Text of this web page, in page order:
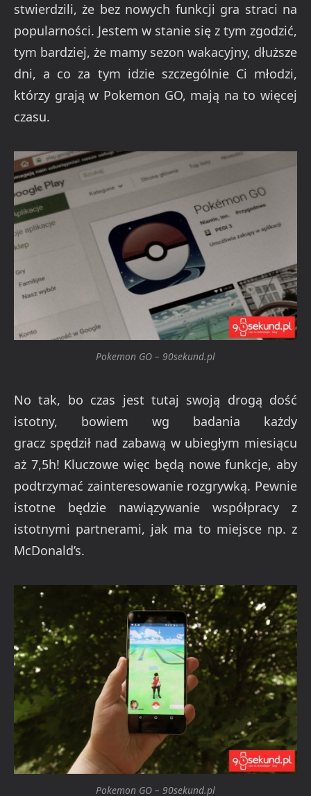
stwierdzili, że bez nowych funkcji gra straci na
popularności. Jestem w stanie się z tym zgodzić,
tym bardziej, że mamy sezon wakacyjny, dłuższe
dni, a co za tym idzie szczególnie Ci młodzi,
którzy grają w Pokemon GO, mają na to więcej
czasu.
Pokemon GO – 90sekund.pl
No tak, bo czas jest tutaj swoją drogą dość
istotny, bowiem wg badania każdy
gracz spędził nad zabawą w ubiegłym miesiącu
aż 7,5h! Kluczowe więc będą nowe funkcje, aby
podtrzymać zainteresowanie rozgrywką. Pewnie
istotne będzie nawiązywanie współpracy z
istotnymi partnerami, jak ma to miejsce np. z
McDonald’s.
Pokemon GO – 90sekund.pl